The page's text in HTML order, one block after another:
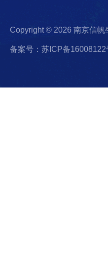
Copyright © 2026 南京信
备案号：苏ICP备16008122